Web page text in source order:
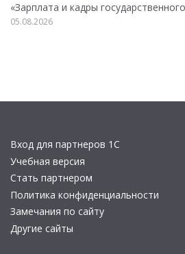
«Зарплата и кадры
05.08.2026
Вход для партнеров 1С
Учебная версия
Стать партнером
Политика конфиденциальности
Замечания по сайту
Другие сайты